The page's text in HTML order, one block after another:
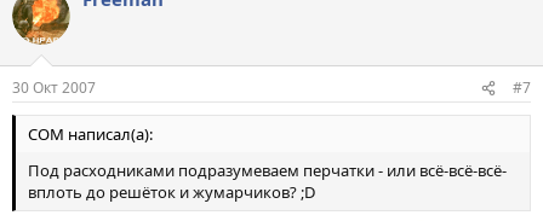
30 Окт 2007 #7
COM написал(а):
Под расходниками подразумеваем перчатки - или всё-всё-всё-
вплоть до решёток и жумарчиков? ;D